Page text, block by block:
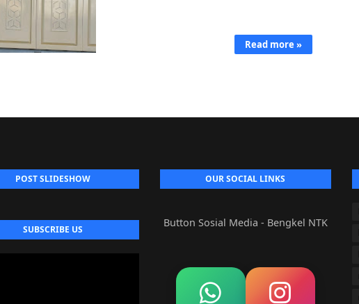
Read more »
POST SLIDESHOW
SUBSCRIBE US
OUR SOCIAL LINKS
Button Sosial Media - Bengkel NTK